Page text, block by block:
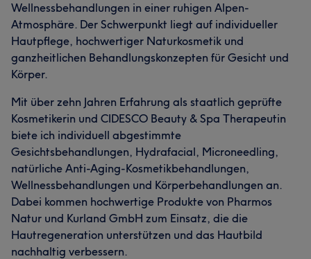
Wellnessbehandlungen in einer ruhigen Alpen-
Atmosphäre. Der Schwerpunkt liegt auf individueller
Hautpflege, hochwertiger Naturkosmetik und
ganzheitlichen Behandlungskonzepten für Gesicht und
Körper.
Mit über zehn Jahren Erfahrung als staatlich geprüfte
Kosmetikerin und CIDESCO Beauty & Spa Therapeutin
biete ich individuell abgestimmte
Gesichtsbehandlungen, Hydrafacial, Microneedling,
natürliche Anti-Aging-Kosmetikbehandlungen,
Wellnessbehandlungen und Körperbehandlungen an.
Dabei kommen hochwertige Produkte von Pharmos
Natur und Kurland GmbH zum Einsatz, die die
Hautregeneration unterstützen und das Hautbild
nachhaltig verbessern.